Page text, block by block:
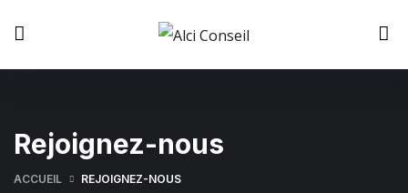
Rejoignez-nous
ACCUEIL REJOIGNEZ-NOUS